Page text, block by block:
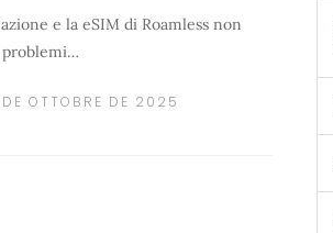
e la eSIM di Roamless non
problemi…
OTTOBRE DE 2025